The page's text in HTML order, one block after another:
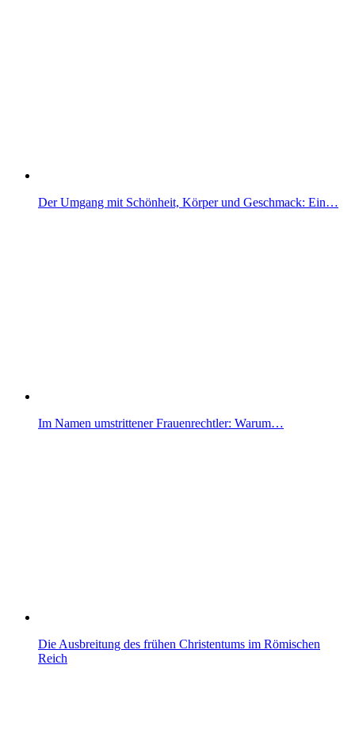
Der Umgang mit Schönheit, Körper und Geschmack: Ein…
Im Namen umstrittener Frauenrechtler: Warum…
Die Ausbreitung des frühen Christentums im Römischen
Reich